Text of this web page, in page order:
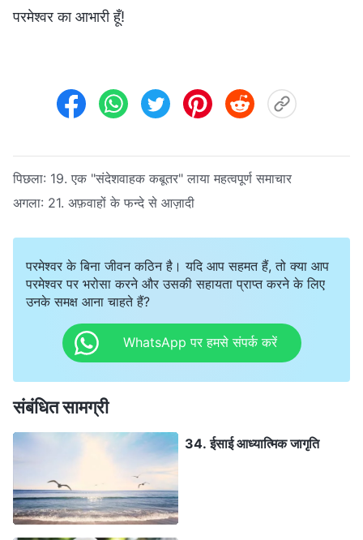
परमेश्वर का आभारी हूँ!
पिछला: 19. एक "संदेशवाहक कबूतर" लाया महत्वपूर्ण समाचार
अगला: 21. अफ़वाहों के फन्‍दे से आज़ादी
परमेश्वर के बिना जीवन कठिन है। यदि आप सहमत हैं, तो क्या आप
परमेश्वर पर भरोसा करने और उसकी सहायता प्राप्त करने के लिए
उनके समक्ष आना चाहते हैं?
WhatsApp पर हमसे संपर्क करें
संबंधित सामग्री
34. ईसाई आध्यात्मिक जागृति